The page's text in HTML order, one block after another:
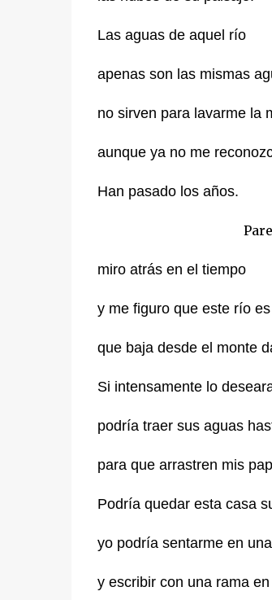
Las aguas de aquel río
apenas son las mismas
no sirven para lavarme la
aunque ya no me
Han pasado los años.
miro atrás en el tiempo
y me figuro que este río
que baja desde el monte
Si intensamente lo
podría traer sus aguas
para que arrastren mis
Podría quedar esta casa
yo podría sentarme en
y escribir con una rama